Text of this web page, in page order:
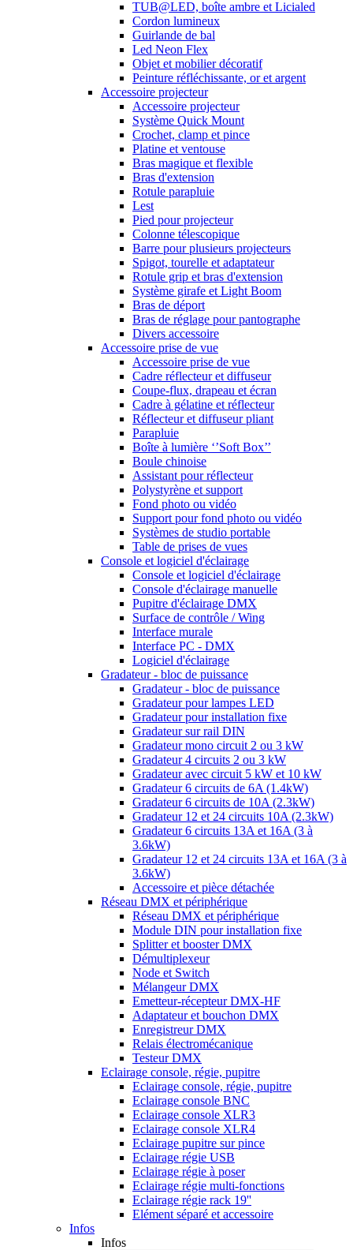
TUB@LED, boîte ambre et Licialed
Cordon lumineux
Guirlande de bal
Led Neon Flex
Objet et mobilier décoratif
Peinture réfléchissante, or et argent
Accessoire projecteur
Accessoire projecteur
Système Quick Mount
Crochet, clamp et pince
Platine et ventouse
Bras magique et flexible
Bras d'extension
Rotule parapluie
Lest
Pied pour projecteur
Colonne télescopique
Barre pour plusieurs projecteurs
Spigot, tourelle et adaptateur
Rotule grip et bras d'extension
Système girafe et Light Boom
Bras de déport
Bras de réglage pour pantographe
Divers accessoire
Accessoire prise de vue
Accessoire prise de vue
Cadre réflecteur et diffuseur
Coupe-flux, drapeau et écran
Cadre à gélatine et réflecteur
Réflecteur et diffuseur pliant
Parapluie
Boîte à lumière ‘’Soft Box’’
Boule chinoise
Assistant pour réflecteur
Polystyrène et support
Fond photo ou vidéo
Support pour fond photo ou vidéo
Systèmes de studio portable
Table de prises de vues
Console et logiciel d'éclairage
Console et logiciel d'éclairage
Console d'éclairage manuelle
Pupitre d'éclairage DMX
Surface de contrôle / Wing
Interface murale
Interface PC - DMX
Logiciel d'éclairage
Gradateur - bloc de puissance
Gradateur - bloc de puissance
Gradateur pour lampes LED
Gradateur pour installation fixe
Gradateur sur rail DIN
Gradateur mono circuit 2 ou 3 kW
Gradateur 4 circuits 2 ou 3 kW
Gradateur avec circuit 5 kW et 10 kW
Gradateur 6 circuits de 6A (1.4kW)
Gradateur 6 circuits de 10A (2.3kW)
Gradateur 12 et 24 circuits 10A (2.3kW)
Gradateur 6 circuits 13A et 16A (3 à
3.6kW)
Gradateur 12 et 24 circuits 13A et 16A (3 à
3.6kW)
Accessoire et pièce détachée
Réseau DMX et périphérique
Réseau DMX et périphérique
Module DIN pour installation fixe
Splitter et booster DMX
Démultiplexeur
Node et Switch
Mélangeur DMX
Emetteur-récepteur DMX-HF
Adaptateur et bouchon DMX
Enregistreur DMX
Relais électromécanique
Testeur DMX
Eclairage console, régie, pupitre
Eclairage console, régie, pupitre
Eclairage console BNC
Eclairage console XLR3
Eclairage console XLR4
Eclairage pupitre sur pince
Eclairage régie USB
Eclairage régie à poser
Eclairage régie multi-fonctions
Eclairage régie rack 19''
Elément séparé et accessoire
Infos
Infos